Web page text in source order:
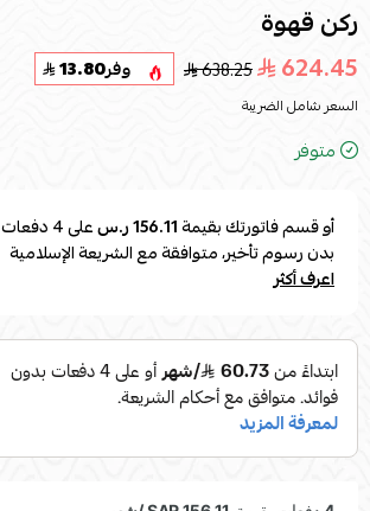
ركن قهوة
624.45
638.25 وفر13.80
السعر شامل الضريبة
متوفر
أو قسم فاتورتك بقيمة156.11 ر.س على4دفعات
بدون رسوم تأخير، متوافقة مع الشريعة الإسلامية
اعرف أكثر